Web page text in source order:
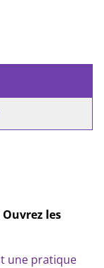
Ouvrez les
une pratique